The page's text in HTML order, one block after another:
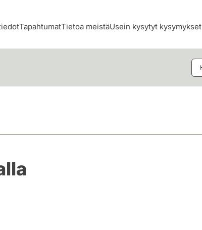
TapahtumatTietoa meistäUsein kysytyt kysymykset